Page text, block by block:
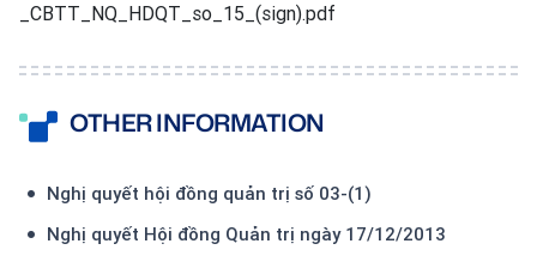
_CBTT_NQ_HDQT_so_15_(sign).pdf
OTHER INFORMATION
Nghị quyết hội đồng quản trị số 03-(1)
Nghị quyết Hội đồng Quản trị ngày 17/12/2013